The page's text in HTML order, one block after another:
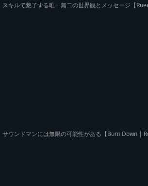
スキルで魅了する唯一無二の世界観とメッセージ【
サウンドマンには無限の可能性がある【Burn Down |